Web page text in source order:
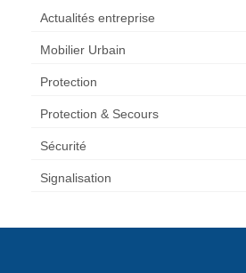
Actualités entreprise
Mobilier Urbain
Protection
Protection & Secours
Sécurité
Signalisation